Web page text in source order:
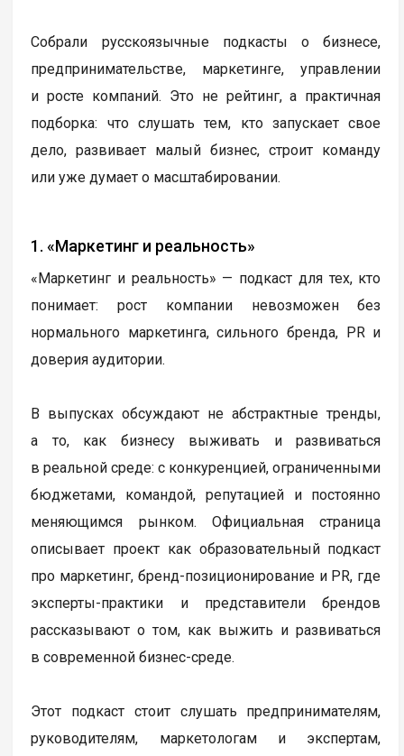
Собрали русскоязычные подкасты о бизнесе,
предпринимательстве, маркетинге, управлении
и росте компаний. Это не рейтинг, а практичная
подборка: что слушать тем, кто запускает свое
дело, развивает малый бизнес, строит команду
или уже думает о масштабировании.
1. «Маркетинг и реальность»
«Маркетинг и реальность» — подкаст для тех, кто
понимает: рост компании невозможен без
нормального маркетинга, сильного бренда, PR и
доверия аудитории.
В выпусках обсуждают не абстрактные тренды,
а то, как бизнесу выживать и развиваться
в реальной среде: с конкуренцией, ограниченными
бюджетами, командой, репутацией и постоянно
меняющимся рынком. Официальная страница
описывает проект как образовательный подкаст
про маркетинг, бренд-позиционирование и PR, где
эксперты-практики и представители брендов
рассказывают о том, как выжить и развиваться
в современной бизнес-среде.
Этот подкаст стоит слушать предпринимателям,
руководителям, маркетологам и экспертам,